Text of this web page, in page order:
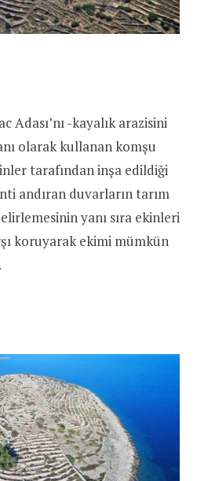
Adası’nı -kayalık arazisini
olarak kullanan komşu
tarafından inşa edildiği
andıran duvarların tarım
yanı sıra ekinleri
koruyarak ekimi mümkün